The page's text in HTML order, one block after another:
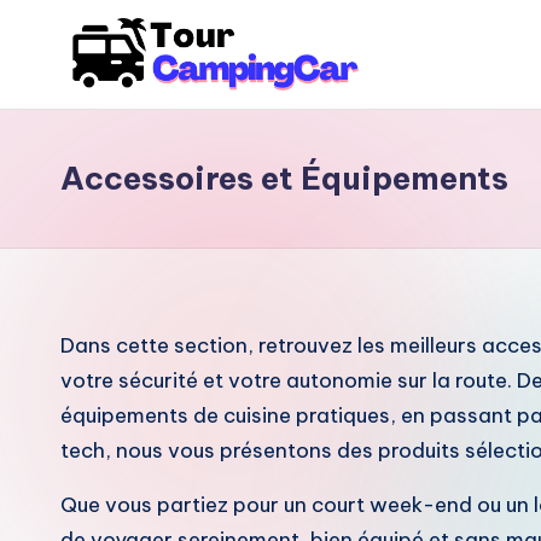
Accessoires et Équipements
Dans cette section, retrouvez les meilleurs
votre sécurité et votre autonomie sur la route.
équipements de cuisine pratiques, en passant
tech, nous vous présentons des produits
Que vous partiez pour un court week-end ou